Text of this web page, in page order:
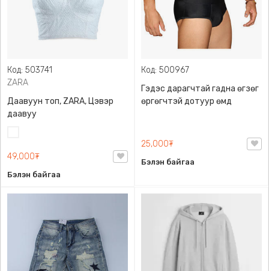
Код: 503741
ZARA
Даавуун топ, ZARA, Цэвэр
даавуу
49,000₮
Бэлэн байгаа
Код: 500967
Гэдэс дарагчтай гадна өгзөг
өргөгчтэй дотуур өмд
25,000₮
Бэлэн байгаа